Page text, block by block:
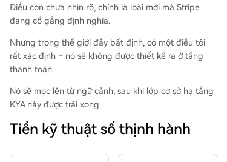
Điều còn chưa nhìn rõ, chính là loài mới mà Stripe
đang cố gắng định nghĩa.
Nhưng trong thế giới đầy bất định, có một điều tôi
rất xác định – nó sẽ không được thiết kế ra ở tầng
thanh toán.
Nó sẽ mọc lên từ ngữ cảnh, sau khi lớp cơ sở hạ tầng
KYA này được trải xong.
Tiền kỹ thuật số thịnh hành